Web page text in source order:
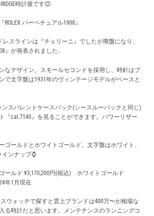
ス
時計屋です😊
パーペチュアル1908』
レスラインは『チェリーニ』でしたが廃盤になり、
』が発表されました。
なデザイン。スモールセコンドを採用し、時針はブ
で文字盤は1931年のヴィンテージモデルがベースと
ンスパレントケースバック(シースルーバックと同じ)
『cal.7140』を見ることができます。パワーリザー
ゴールドとホワイトゴールド。文字盤はホワイト、
ンナップ⌚️
ールド ¥3,170,200円(税込) ホワイトゴールド
年1月現在
ウォッチで探すと雲上ブランドは400万〜が相場な
る時計だと思います。メンテナンスのランニングコ